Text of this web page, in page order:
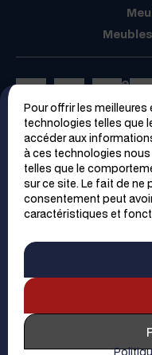
Pour offrir les
technologies telles que
accéder aux
à ces technologies
telles que le
sur ce site. Le fait de ne
consentement peut
caractéristiques et
Demander un